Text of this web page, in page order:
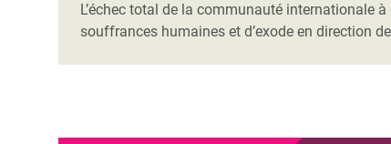
L’échec total de la communauté internationale
souffrances humaines et d’exode en direction